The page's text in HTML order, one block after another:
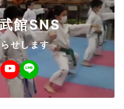
館SNS
せします